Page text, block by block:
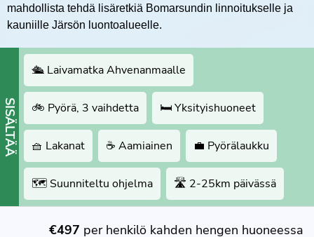
mahdollista tehdä lisäretkiä Bomarsundin linnoitukselle ja
kauniille Järsön luontoalueelle.
SISÄLTÄÄ
🛳 Laivamatka Ahvenanmaalle
🚲 Pyörä, 3 vaihdetta 🛏 Yksityishuoneet
🧺 Lakanat ☕️ Aamiainen 💼 Pyörälaukku
🗺 Suunniteltu ohjelma 🛣 2-25km päivässä
€497 per henkilö kahden hengen huoneessa